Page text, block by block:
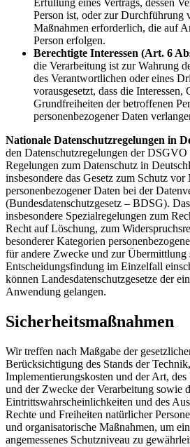
Erfüllung eines Vertrags, dessen
Person ist, oder zur Durchführung
Maßnahmen erforderlich, die auf
Person erfolgen.
Berechtigte Interessen (Art. 6
die Verarbeitung ist zur Wahrung
des Verantwortlichen oder eines
vorausgesetzt, dass die Interessen,
Grundfreiheiten der betroffenen
personenbezogener Daten
Nationale Datenschutzregelungen in
den Datenschutzregelungen der DSGVO
Regelungen zum Datenschutz in
insbesondere das Gesetz zum Schutz vor
personenbezogener Daten bei der
(Bundesdatenschutzgesetz – BDSG).
insbesondere Spezialregelungen zum
Recht auf Löschung, zum
besonderer Kategorien
für andere Zwecke und zur Übermittlung
Entscheidungsfindung im Einzelfall
können Landesdatenschutzgesetze der
Anwendung gelangen.
Sicherheitsmaßnahmen
Wir treffen nach Maßgabe der
Berücksichtigung des Stands der
Implementierungskosten und der Art,
und der Zwecke der Verarbeitung sowie
Eintrittswahrscheinlichkeiten und des
Rechte und Freiheiten natürlicher
und organisatorische Maßnahmen, um
angemessenes Schutzniveau zu